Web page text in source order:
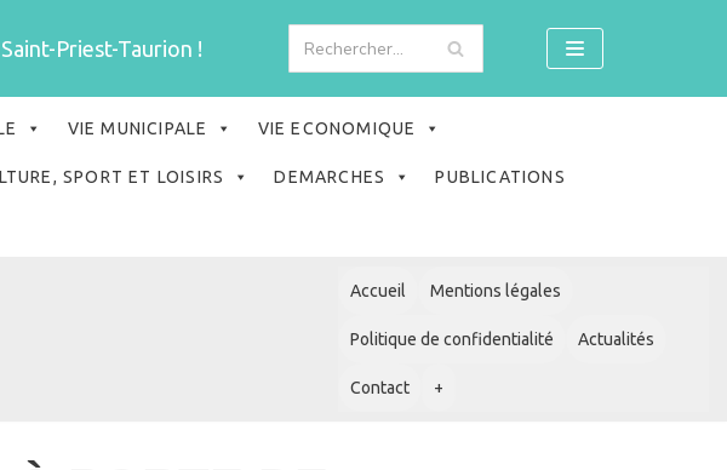
Priest-Taurion !
VIE MUNICIPALE VIE ECONOMIQUE
SPORT ET LOISIRS DEMARCHES PUBLICATIONS
Accueil Mentions légales
Politique de confidentialité Actualités
Contact +